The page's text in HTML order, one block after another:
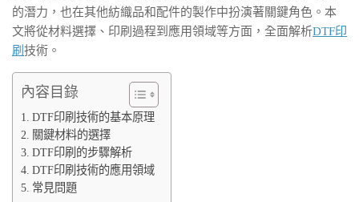
的潛力，也在其他紡織品和配件的製作中扮演著關鍵角色。本
文將從材料選擇、印刷過程到應用領域等方面，全面解析DTF印
刷 技術。
內容目錄
DTF印刷技術的基本原理
關鍵材料的選擇
DTF印刷的步驟解析
DTF印刷技術的應用領域
常見問題